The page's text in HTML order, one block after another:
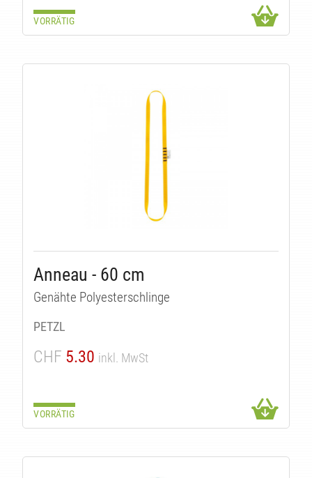
VORRÄTIG
Anneau - 60 cm
Genähte Polyesterschlinge
PETZL
CHF 5.30 inkl. MwSt
VORRÄTIG